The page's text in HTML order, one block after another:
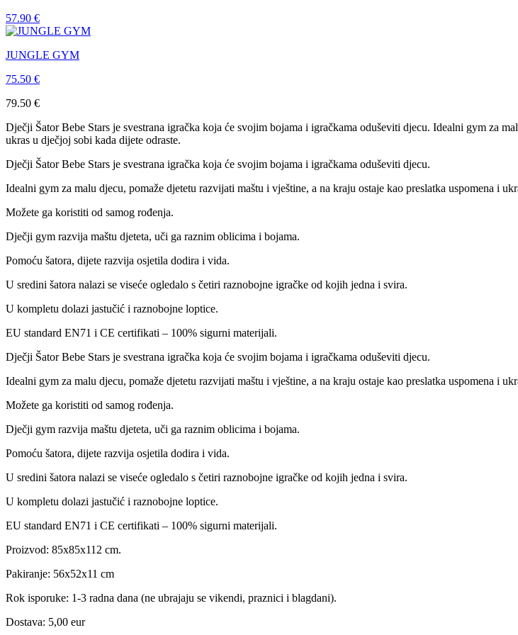
57.90 €
JUNGLE GYM
75.50 €
79.50 €
Dječji Šator Bebe Stars je svestrana igračka koja će svojim bojama i igračkama oduševiti djecu. Idealni gym za
ukras u dječjoj sobi kada dijete odraste.
Dječji Šator Bebe Stars je svestrana igračka koja će svojim bojama i igračkama oduševiti djecu.
Idealni gym za malu djecu, pomaže djetetu razvijati maštu i vještine, a na kraju ostaje kao preslatka uspomena i
Možete ga koristiti od samog rođenja.
Dječji gym razvija maštu djeteta, uči ga raznim oblicima i bojama.
Pomoću šatora, dijete razvija osjetila dodira i vida.
U sredini šatora nalazi se viseće ogledalo s četiri raznobojne igračke od kojih jedna i svira.
U kompletu dolazi jastučić i raznobojne loptice.
EU standard EN71 i CE certifikati – 100% sigurni materijali.
Dječji Šator Bebe Stars je svestrana igračka koja će svojim bojama i igračkama oduševiti djecu.
Idealni gym za malu djecu, pomaže djetetu razvijati maštu i vještine, a na kraju ostaje kao preslatka uspomena i
Možete ga koristiti od samog rođenja.
Dječji gym razvija maštu djeteta, uči ga raznim oblicima i bojama.
Pomoću šatora, dijete razvija osjetila dodira i vida.
U sredini šatora nalazi se viseće ogledalo s četiri raznobojne igračke od kojih jedna i svira.
U kompletu dolazi jastučić i raznobojne loptice.
EU standard EN71 i CE certifikati – 100% sigurni materijali.
Proizvod: 85x85x112 cm.
Pakiranje: 56x52x11 cm
Rok isporuke: 1-3 radna dana (ne ubrajaju se vikendi, praznici i blagdani).
Dostava: 5,00 eur